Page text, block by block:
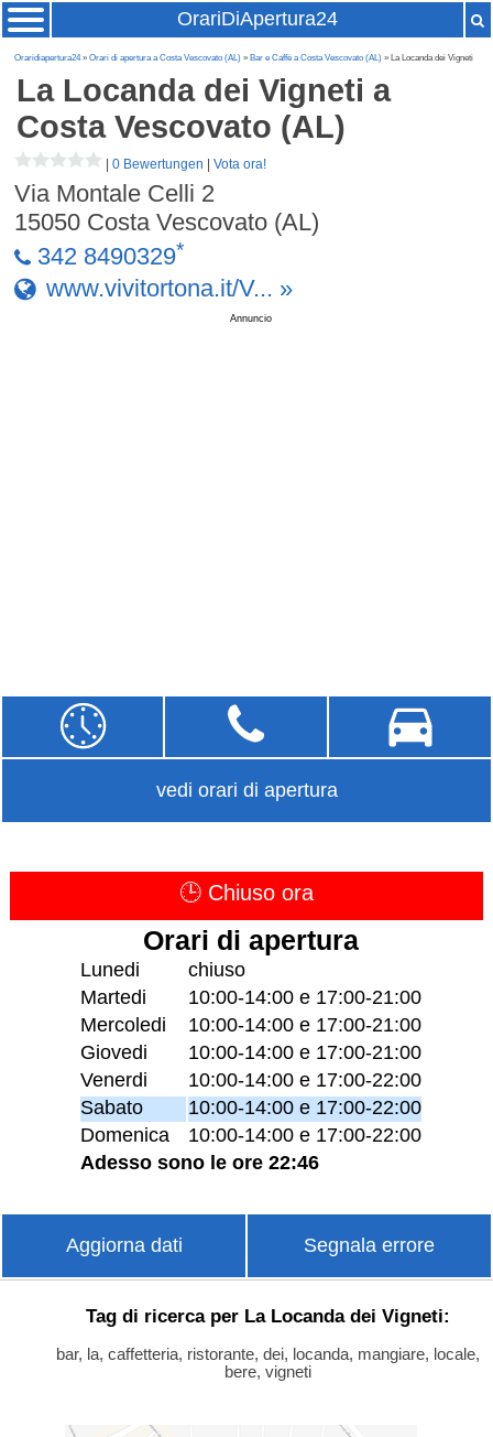
OrariDiApertura24
Oraridiapertura24»Orari di apertura a Costa Vescovato (AL) » Bar e Caffè a Costa Vescovato (AL) » La Locanda dei Vigneti
La Locanda dei Vigneti a
Costa Vescovato (AL)
|0 Bewertungen |Vota ora!
Via Montale Celli 2
15050 Costa Vescovato (AL)
342 8490329*
www.vivitortona.it/V... »
Annuncio
vedi orari di apertura
🕒 Chiuso ora
Orari di apertura
Lunedi
chiuso
Martedi
10:00-14:00 e 17:00-21:00
Mercoledi
10:00-14:00 e 17:00-21:00
Giovedi
10:00-14:00 e 17:00-21:00
Venerdi
10:00-14:00 e 17:00-22:00
Sabato
10:00-14:00 e 17:00-22:00
Domenica
10:00-14:00 e 17:00-22:00
Adesso sono le ore 22:46
Aggiorna dati Segnala errore
Tag di ricerca per La Locanda dei Vigneti:
bar, la, caffetteria, ristorante, dei, locanda, mangiare, locale,
bere, vigneti